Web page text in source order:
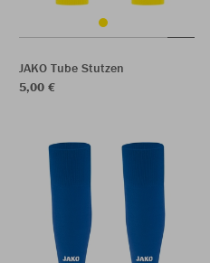
JAKO Tube Stutzen
5,00 €